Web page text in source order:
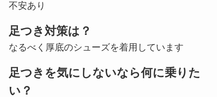
不安あり
足つき対策は？
なるべく厚底のシューズを着用しています
足つきを気にしないなら何に乗りた
い？